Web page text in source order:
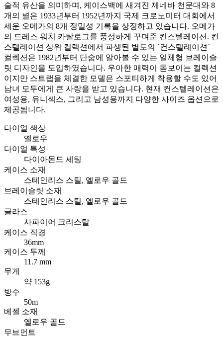
술적 유산을 의미하며, 케이스백에 새겨진 제네바 천문대와 8
개의 별은 1933년부터 1952년까지 국제 크로노미터 대회에서
세운 오메가의 8개 정밀성 기록을 상징하고 있습니다. 오메가
의 드레스 워치 카탈로그를 풍성하게 꾸며준 컨스텔레이션. 컨
스텔레이션 상위 컬렉션에서 파생된 별도의 `컨스텔레이션`
컬렉션은 1982년부터 단숨에 알아볼 수 있는 일체형 브레이슬
릿 디자인을 도입하였습니다. 우아한 매력이 돋보이는 컬렉션
이지만 스트랩을 체결한 모델은 스포티하게 착용할 수도 있어
남녀 모두에게 큰 사랑을 받고 있습니다. 현재 컨스텔레이션은
여성용, 유니섹스, 그리고 남성용까지 다양한 사이즈 옵션으로
제공됩니다.
다이얼 색상
옐로우
다이얼 특성
다이아몬드 세팅
케이스 소재
스테인리스 스틸, 옐로우 골드
브레이슬릿 소재
스테인리스 스틸, 옐로우 골드
글라스
사파이어 크리스탈
케이스 직경
36mm
케이스 두께
11.7 mm
무게
약 153g
방수
50m
베젤 소재
옐로우 골드
무브먼트